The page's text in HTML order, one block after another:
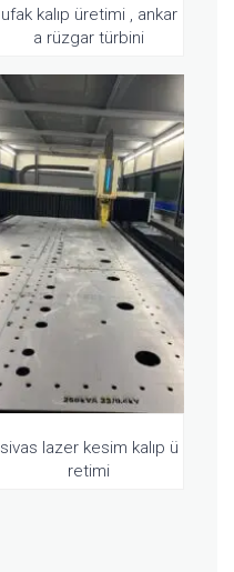
ufak kalıp üretimi , ankar
a rüzgar türbini
sivas lazer kesim kalıp ü
retimi